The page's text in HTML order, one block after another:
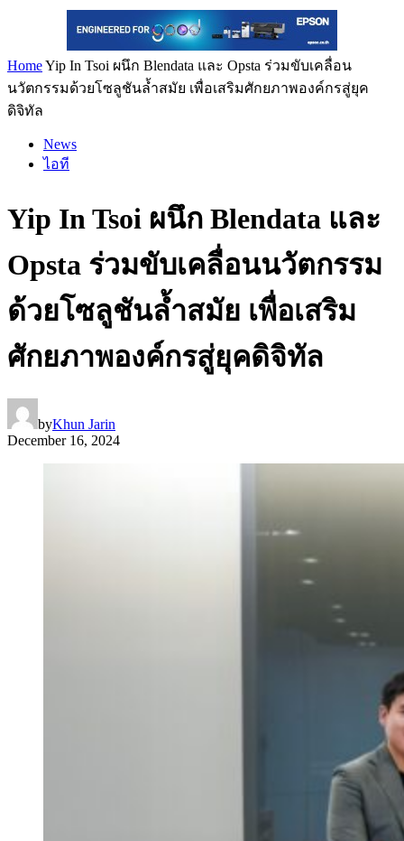
HomeYip In Tsoi ผนึก Blendata และ Opsta ร่วมขับเคลื่อน
นวัตกรรมด้วยโซลูชันล้ำสมัย เพื่อเสริมศักยภาพองค์กรสู่ยุค
ดิจิทัล
News
ไอที
Yip In Tsoi ผนึก Blendata และ
Opsta ร่วมขับเคลื่อนนวัตกรรม
ด้วยโซลูชันล้ำสมัย เพื่อเสริม
ศักยภาพองค์กรสู่ยุคดิจิทัล
byKhun Jarin
December 16, 2024